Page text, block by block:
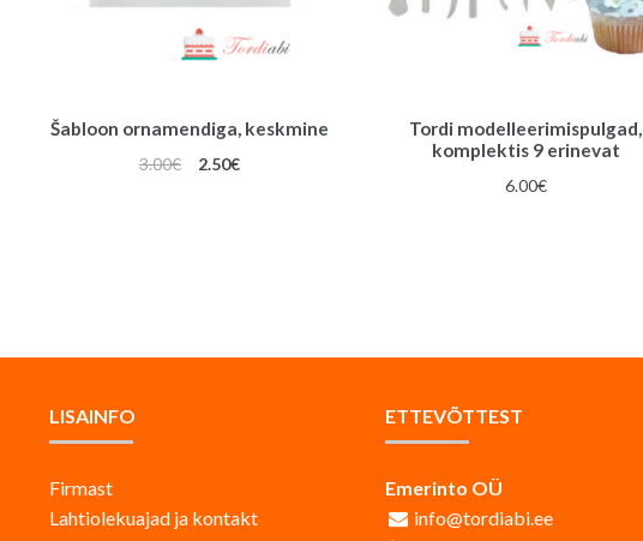
Šabloon ornamendiga, keskmine
3.00€
Algne
2.50€Praegune
Tordi modelleerimispulgad,
komplektis 9 erinevat
6.00€
LISAINFO
Firmast
Lahtiolekuajad ja kontakt
ETTEVÕTTEST
Emerinto OÜ
info@tordiabi.ee